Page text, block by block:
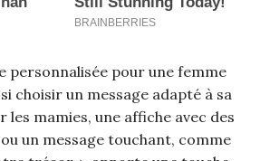
personnalisée pour une femme
choisir un message adapté à sa
les mamies, une affiche avec des
un message touchant, comme